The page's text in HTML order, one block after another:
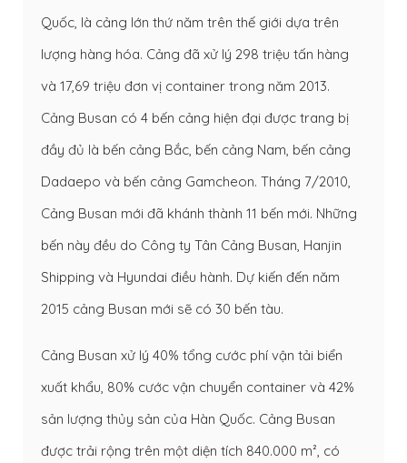
Quốc, là cảng lớn thứ năm trên thế giới dựa trên
lượng hàng hóa. Cảng đã xử lý 298 triệu tấn hàng
và 17,69 triệu đơn vị container trong năm 2013.
Cảng Busan có 4 bến cảng hiện đại được trang bị
đầy đủ là bến cảng Bắc, bến cảng Nam, bến cảng
Dadaepo và bến cảng Gamcheon. Tháng 7/2010,
Cảng Busan mới đã khánh thành 11 bến mới. Những
bến này đều do Công ty Tân Cảng Busan, Hanjin
Shipping và Hyundai điều hành. Dự kiến đến năm
2015 cảng Busan mới sẽ có 30 bến tàu.
Cảng Busan xử lý 40% tổng cước phí vận tải biển
xuất khẩu, 80% cước vận chuyển container và 42%
sản lượng thủy sản của Hàn Quốc. Cảng Busan
được trải rộng trên một diện tích 840.000 m², có